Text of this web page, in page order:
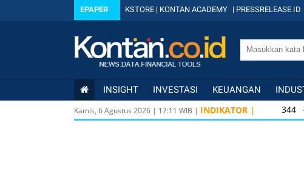
EPAPER KSTORE | KONTAN ACADEMY | PRESSRELEASE.ID
INSIGHT INVESTASI KEUANGAN
Kamis, 6 Agustus 2026 | 17:11 WIB | INDIKATOR |
IDX 6.344 -7,43 -0,12%
IDX 6.344 -7,43 -0,12%